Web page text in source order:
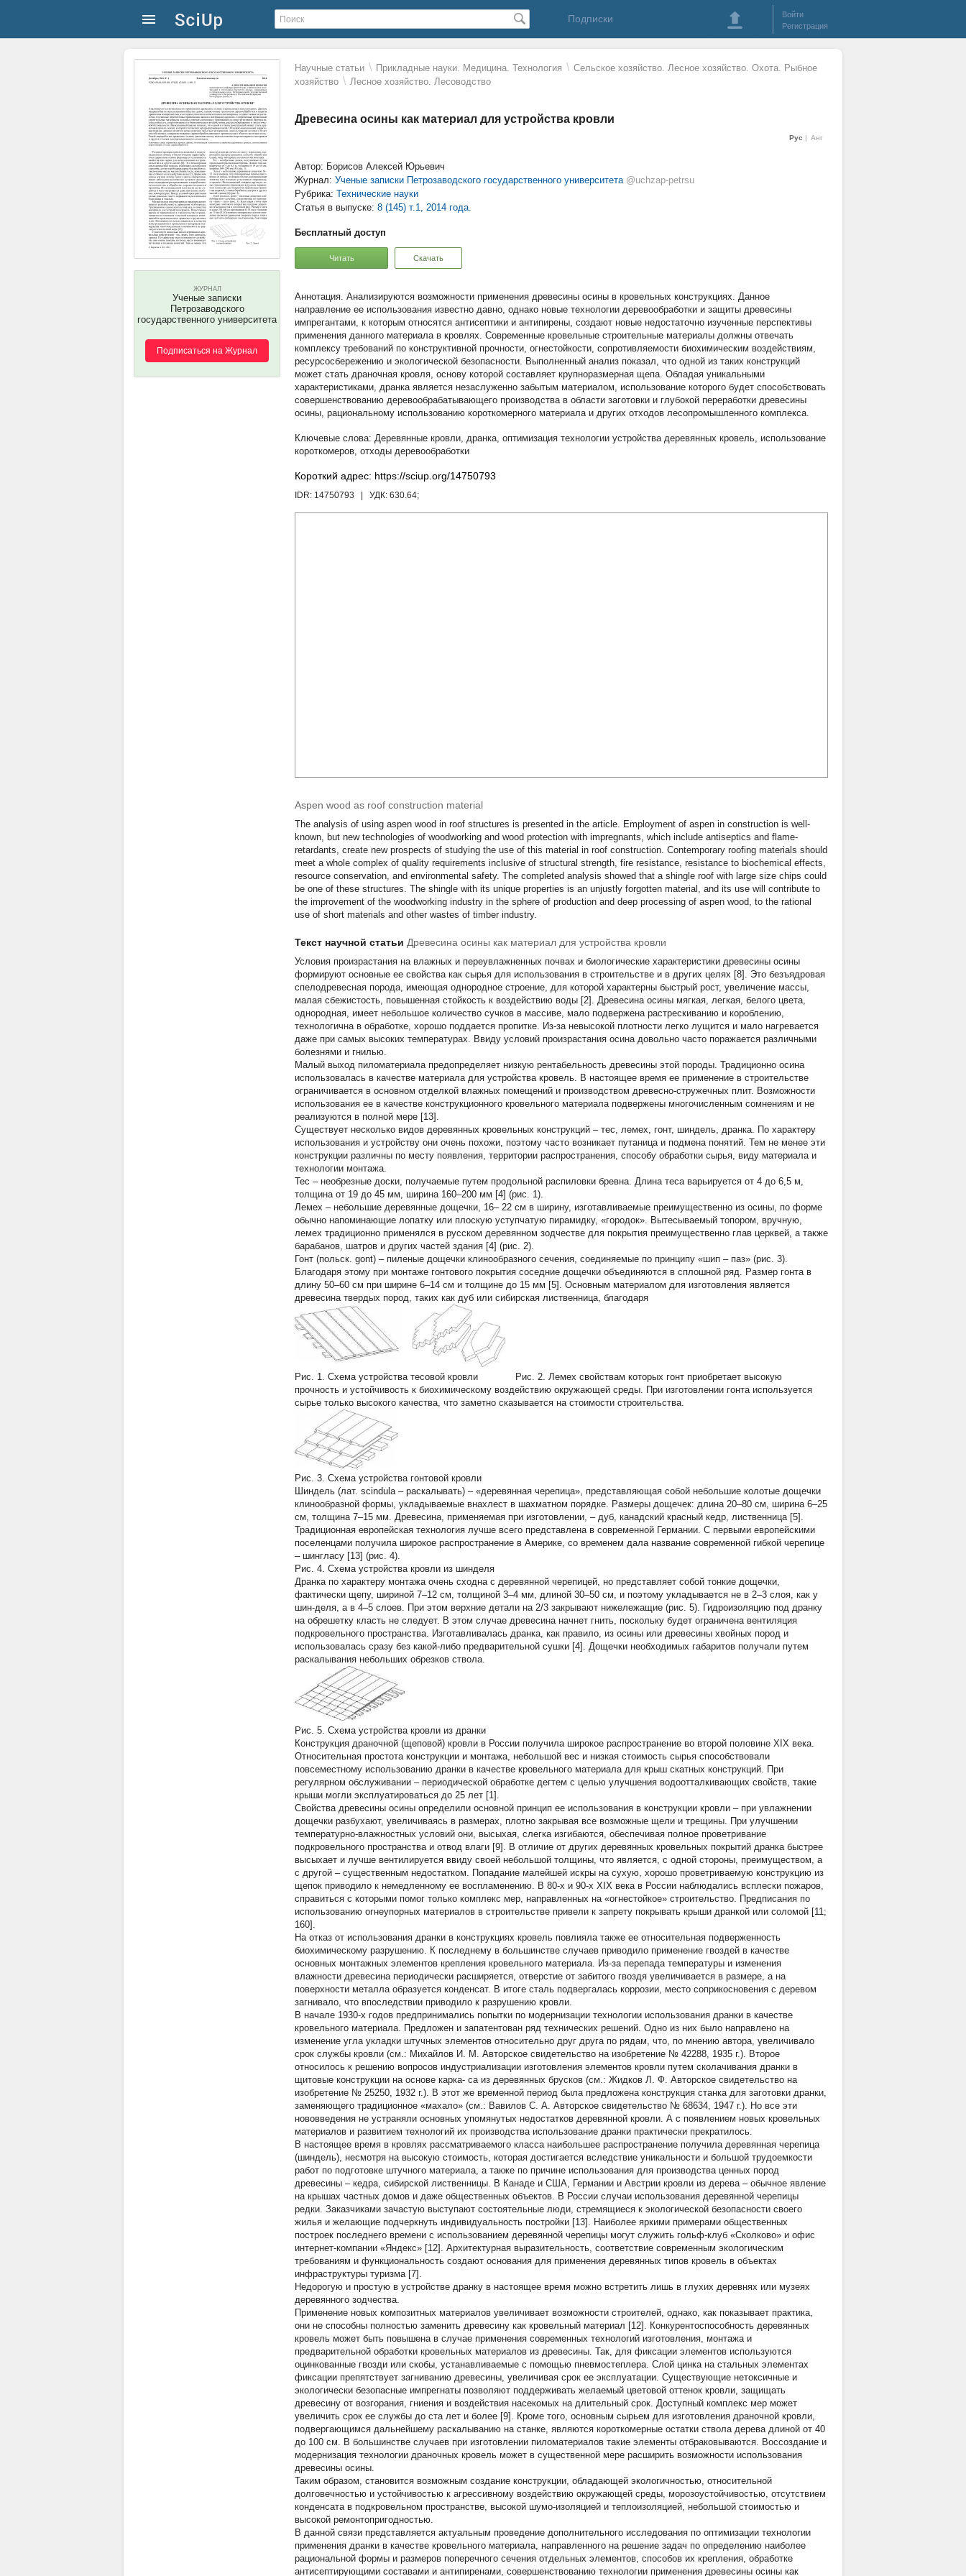
Подписки
Войти
Регистрация
Научные статьи \ Прикладные науки. Медицина. Технология \ Сельское хозяйство. Лесное хозяйство. Охота. Рыбное
хозяйство \ Лесное хозяйство. Лесоводство
Древесина осины как материал для устройства кровли
Рус Анг
ЖУРНАЛ
Ученые записки
Петрозаводского
государственного университета
Подписаться на Журнал
Автор: Борисов Алексей Юрьевич
Журнал: Ученые записки Петрозаводского государственного университета @uchzap-petrsu
Рубрика: Технические науки
Статья в выпуске: 8 (145) т.1, 2014 года.
Бесплатный доступ
Читать Скачать
Анализируются возможности применения древесины осины в кровельных конструкциях. Данное
направление ее использования известно давно, однако новые технологии деревообработки и защиты древесины
импрегантами, к которым относятся антисептики и антипирены, создают новые недостаточно изученные перспективы
применения данного материала в кровлях. Современные кровельные строительные материалы должны отвечать
комплексу требований по конструктивной прочности, огнестойкости, сопротивляемости биохимическим воздействиям,
ресурсосбережению и экологической безопасности. Выполненный анализ показал, что одной из таких конструкций
может стать драночная кровля, основу которой составляет крупноразмерная щепа. Обладая уникальными
характеристиками, дранка является незаслуженно забытым материалом, использование которого будет способствовать
совершенствованию деревообрабатывающего производства в области заготовки и глубокой переработки древесины
осины, рациональному использованию короткомерного материала и других отходов лесопромышленного комплекса.
Деревянные кровли, дранка, оптимизация технологии устройства деревянных кровель, использование
короткомеров, отходы деревообработки
Короткий адрес: https://sciup.org/14750793
IDR: 14750793 | УДК: 630.64;
Aspen wood as roof construction material
The analysis of using aspen wood in roof structures is presented in the article. Employment of aspen in construction is well-
known, but new technologies of woodworking and wood protection with impregnants, which include antiseptics and flame-
retardants, create new prospects of studying the use of this material in roof construction. Contemporary roofing materials should
meet a whole complex of quality requirements inclusive of structural strength, fire resistance, resistance to biochemical effects,
resource conservation, and environmental safety. The completed analysis showed that a shingle roof with large size chips could
be one of these structures. The shingle with its unique properties is an unjustly forgotten material, and its use will contribute to
the improvement of the woodworking industry in the sphere of production and deep processing of aspen wood, to the rational
use of short materials and other wastes of timber industry.
Текст научной статьи Древесина осины как материал для устройства кровли
Условия произрастания на влажных и переувлажненных почвах и биологические характеристики древесины осины
формируют основные ее свойства как сырья для использования в строительстве и в других целях [8]. Это безъядровая
спелодревесная порода, имеющая однородное строение, для которой характерны быстрый рост, увеличение массы,
малая сбежистость, повышенная стойкость к воздействию воды [2]. Древесина осины мягкая, легкая, белого цвета,
однородная, имеет небольшое количество сучков в массиве, мало подвержена растрескиванию и короблению,
технологична в обработке, хорошо поддается пропитке. Из-за невысокой плотности легко лущится и мало нагревается
даже при самых высоких температурах. Ввиду условий произрастания осина довольно часто поражается различными
болезнями и гнилью.
Малый выход пиломатериала предопределяет низкую рентабельность древесины этой породы. Традиционно осина
использовалась в качестве материала для устройства кровель. В настоящее время ее применение в строительстве
ограничивается в основном отделкой влажных помещений и производством древесно-стружечных плит. Возможности
использования ее в качестве конструкционного кровельного материала подвержены многочисленным сомнениям и не
реализуются в полной мере [13].
Существует несколько видов деревянных кровельных конструкций – тес, лемех, гонт, шиндель, дранка. По характеру
использования и устройству они очень похожи, поэтому часто возникает путаница и подмена понятий. Тем не менее эти
конструкции различны по месту появления, территории распространения, способу обработки сырья, виду материала и
технологии монтажа.
Тес – необрезные доски, получаемые путем продольной распиловки бревна. Длина теса варьируется от 4 до 6,5 м,
толщина от 19 до 45 мм, ширина 160–200 мм [4] (рис. 1).
Лемех – небольшие деревянные дощечки, 16– 22 см в ширину, изготавливаемые преимущественно из осины, по форме
обычно напоминающие лопатку или плоскую уступчатую пирамидку, «городок». Вытесываемый топором, вручную,
лемех традиционно применялся в русском деревянном зодчестве для покрытия преимущественно глав церквей, а также
барабанов, шатров и других частей здания [4] (рис. 2).
Гонт (польск. gont) – пиленые дощечки клинообразного сечения, соединяемые по принципу «шип – паз» (рис. 3).
Благодаря этому при монтаже гонтового покрытия соседние дощечки объединяются в сплошной ряд. Размер гонта в
длину 50–60 см при ширине 6–14 см и толщине до 15 мм [5]. Основным материалом для изготовления является
древесина твердых пород, таких как дуб или сибирская лиственница, благодаря
Рис. 1. Схема устройства тесовой кровли Рис. 2. Лемех свойствам которых гонт приобретает высокую
прочность и устойчивость к биохимическому воздействию окружающей среды. При изготовлении гонта используется
сырье только высокого качества, что заметно сказывается на стоимости строительства.
Рис. 3. Схема устройства гонтовой кровли
Шиндель (лат. scindula – раскалывать) – «деревянная черепица», представляющая собой небольшие колотые дощечки
клинообразной формы, укладываемые внахлест в шахматном порядке. Размеры дощечек: длина 20–80 см, ширина 6–25
см, толщина 7–15 мм. Древесина, применяемая при изготовлении, – дуб, канадский красный кедр, лиственница [5].
Традиционная европейская технология лучше всего представлена в современной Германии. С первыми европейскими
поселенцами получила широкое распространение в Америке, со временем дала название современной гибкой черепице
– шингласу [13] (рис. 4).
Рис. 4. Схема устройства кровли из шинделя
Дранка по характеру монтажа очень сходна с деревянной черепицей, но представляет собой тонкие дощечки,
фактически щепу, шириной 7–12 см, толщиной 3–4 мм, длиной 30–50 см, и поэтому укладывается не в 2–3 слоя, как у
шин-деля, а в 4–5 слоев. При этом верхние детали на 2/3 закрывают нижележащие (рис. 5). Гидроизоляцию под дранку
на обрешетку класть не следует. В этом случае древесина начнет гнить, поскольку будет ограничена вентиляция
подкровельного пространства. Изготавливалась дранка, как правило, из осины или древесины хвойных пород и
использовалась сразу без какой-либо предварительной сушки [4]. Дощечки необходимых габаритов получали путем
раскалывания небольших обрезков ствола.
Рис. 5. Схема устройства кровли из дранки
Конструкция драночной (щеповой) кровли в России получила широкое распространение во второй половине XIX века.
Относительная простота конструкции и монтажа, небольшой вес и низкая стоимость сырья способствовали
повсеместному использованию дранки в качестве кровельного материала для крыш скатных конструкций. При
регулярном обслуживании – периодической обработке дегтем с целью улучшения водоотталкивающих свойств, такие
крыши могли эксплуатироваться до 25 лет [1].
Свойства древесины осины определили основной принцип ее использования в конструкции кровли – при увлажнении
дощечки разбухают, увеличиваясь в размерах, плотно закрывая все возможные щели и трещины. При улучшении
температурно-влажностных условий они, высыхая, слегка изгибаются, обеспечивая полное проветривание
подкровельного пространства и отвод влаги [9]. В отличие от других деревянных кровельных покрытий дранка быстрее
высыхает и лучше вентилируется ввиду своей небольшой толщины, что является, с одной стороны, преимуществом, а
с другой – существенным недостатком. Попадание малейшей искры на сухую, хорошо проветриваемую конструкцию из
щепок приводило к немедленному ее воспламенению. В 80-х и 90-х XIX века в России наблюдались всплески пожаров,
справиться с которыми помог только комплекс мер, направленных на «огнестойкое» строительство. Предписания по
использованию огнеупорных материалов в строительстве привели к запрету покрывать крыши дранкой или соломой [11;
160].
На отказ от использования дранки в конструкциях кровель повлияла также ее относительная подверженность
биохимическому разрушению. К последнему в большинстве случаев приводило применение гвоздей в качестве
основных монтажных элементов крепления кровельного материала. Из-за перепада температуры и изменения
влажности древесина периодически расширяется, отверстие от забитого гвоздя увеличивается в размере, а на
поверхности металла образуется конденсат. В итоге сталь подвергалась коррозии, место соприкосновения с деревом
загнивало, что впоследствии приводило к разрушению кровли.
В начале 1930-х годов предпринимались попытки по модернизации технологии использования дранки в качестве
кровельного материала. Предложен и запатентован ряд технических решений. Одно из них было направлено на
изменение угла укладки штучных элементов относительно друг друга по рядам, что, по мнению автора, увеличивало
срок службы кровли (см.: Михайлов И. М. Авторское свидетельство на изобретение № 42288, 1935 г.). Второе
относилось к решению вопросов индустриализации изготовления элементов кровли путем сколачивания дранки в
щитовые конструкции на основе карка- са из деревянных брусков (см.: Жидков Л. Ф. Авторское свидетельство на
изобретение № 25250, 1932 г.). В этот же временной период была предложена конструкция станка для заготовки дранки,
заменяющего традиционное «махало» (см.: Вавилов С. А. Авторское свидетельство № 68634, 1947 г.). Но все эти
нововведения не устраняли основных упомянутых недостатков деревянной кровли. А с появлением новых кровельных
материалов и развитием технологий их производства использование дранки практически прекратилось.
В настоящее время в кровлях рассматриваемого класса наибольшее распространение получила деревянная черепица
(шиндель), несмотря на высокую стоимость, которая достигается вследствие уникальности и большой трудоемкости
работ по подготовке штучного материала, а также по причине использования для производства ценных пород
древесины – кедра, сибирской лиственницы. В Канаде и США, Германии и Австрии кровли из дерева – обычное явление
на крышах частных домов и даже общественных объектов. В России случаи использования деревянной черепицы
редки. Заказчиками зачастую выступают состоятельные люди, стремящиеся к экологической безопасности своего
жилья и желающие подчеркнуть индивидуальность постройки [13]. Наиболее яркими примерами общественных
построек последнего времени с использованием деревянной черепицы могут служить гольф-клуб «Сколково» и офис
интернет-компании «Яндекс» [12]. Архитектурная выразительность, соответствие современным экологическим
требованиям и функциональность создают основания для применения деревянных типов кровель в объектах
инфраструктуры туризма [7].
Недорогую и простую в устройстве дранку в настоящее время можно встретить лишь в глухих деревнях или музеях
деревянного зодчества.
Применение новых композитных материалов увеличивает возможности строителей, однако, как показывает практика,
они не способны полностью заменить древесину как кровельный материал [12]. Конкурентоспособность деревянных
кровель может быть повышена в случае применения современных технологий изготовления, монтажа и
предварительной обработки кровельных материалов из древесины. Так, для фиксации элементов используются
оцинкованные гвозди или скобы, устанавливаемые с помощью пневмостеплера. Слой цинка на стальных элементах
фиксации препятствует загниванию древесины, увеличивая срок ее эксплуатации. Существующие нетоксичные и
экологически безопасные импрегнаты позволяют поддерживать желаемый цветовой оттенок кровли, защищать
древесину от возгорания, гниения и воздействия насекомых на длительный срок. Доступный комплекс мер может
увеличить срок ее службы до ста лет и более [9]. Кроме того, основным сырьем для изготовления драночной кровли,
подвергающимся дальнейшему раскалыванию на станке, являются короткомерные остатки ствола дерева длиной от 40
до 100 см. В большинстве случаев при изготовлении пиломатериалов такие элементы отбраковываются. Воссоздание и
модернизация технологии драночных кровель может в существенной мере расширить возможности использования
древесины осины.
Таким образом, становится возможным создание конструкции, обладающей экологичностью, относительной
долговечностью и устойчивостью к агрессивному воздействию окружающей среды, морозоустойчивостью, отсутствием
конденсата в подкровельном пространстве, высокой шумо-изоляцией и теплоизоляцией, небольшой стоимостью и
высокой ремонтопригодностью.
В данной связи представляется актуальным проведение дополнительного исследования по оптимизации технологии
применения дранки в качестве кровельного материала, направленного на решение задач по определению наиболее
рациональной формы и размеров поперечного сечения отдельных элементов, способов их крепления, обработке
антисептирующими составами и антипиренами, совершенствованию технологии применения древесины осины как